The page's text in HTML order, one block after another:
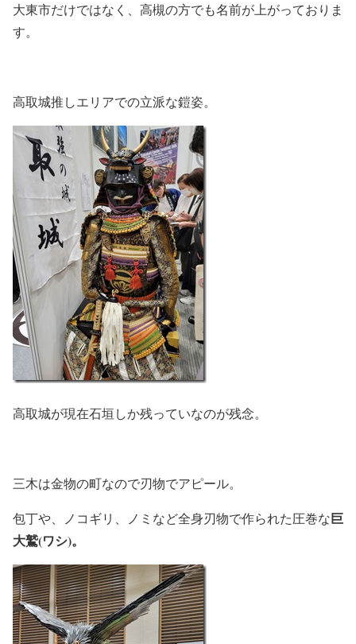
大東市だけではなく、高槻の方でも名前が上がっておりま
す。
高取城推しエリアでの立派な鎧姿。
高取城が現在石垣しか残っていなのが残念。
三木は金物の町なので刃物でアピール。
包丁や、ノコギリ、ノミなど全身刃物で作られた圧巻な巨
大鷲(ワシ)。